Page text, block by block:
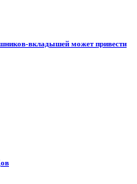
вкладышей может привести